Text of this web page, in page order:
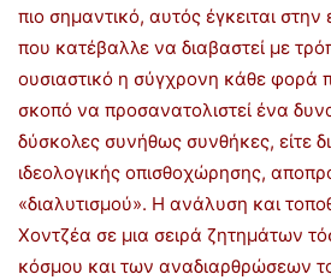
πιο σημαντικό, αυτός έγκειται
που κατέβαλλε να διαβαστεί με
ουσιαστικό η σύγχρονη κάθε φορά
σκοπό να προσανατολιστεί ένα
δύσκολες συνήθως συνθήκες, είτε
ιδεολογικής οπισθοχώρησης,
«διαλυτισμού». Η ανάλυση και
Χοντζέα σε μια σειρά ζητημάτων
κόσμου και των αναδιαρθρώσεων